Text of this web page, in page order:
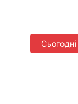
Сьогодні